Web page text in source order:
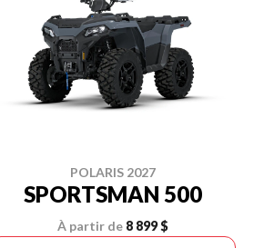
POLARIS 2027
SPORTSMAN 500
À partir de 8 899 $